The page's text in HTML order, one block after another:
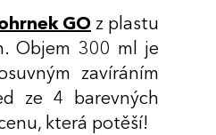
GO z plastu
Objem 300 ml je
zavíráním
ze 4 barevných
která potěší!